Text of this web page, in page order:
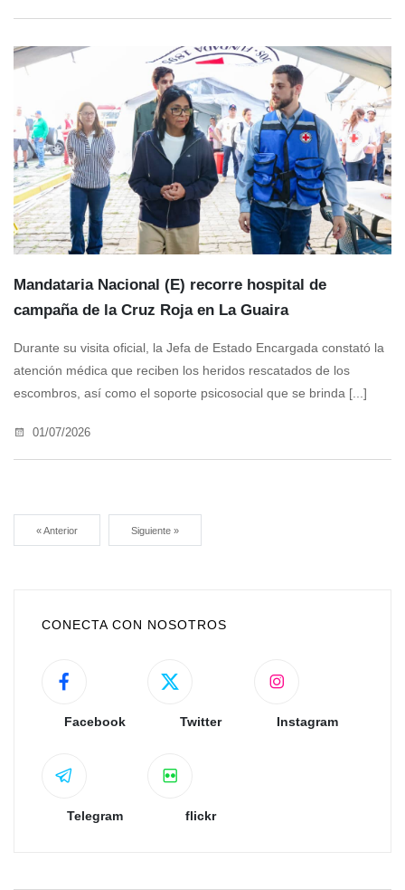
Mandataria Nacional (E) recorre hospital de
campaña de la Cruz Roja en La Guaira
Durante su visita oficial, la Jefa de Estado Encargada constató la
atención médica que reciben los heridos rescatados de los
escombros, así como el soporte psicosocial que se brinda [...]
01/07/2026
« Anterior Siguiente »
CONECTA CON NOSOTROS
Facebook Twitter Instagram
Telegram flickr